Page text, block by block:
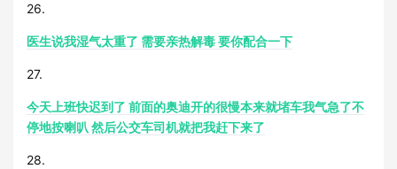
26.
医生说我湿气太重了 需要亲热解毒 要你配合一下
27.
今天上班快迟到了 前面的奥迪开的很慢本来就堵车我气急了不
停地按喇叭 然后公交车司机就把我赶下来了
28.